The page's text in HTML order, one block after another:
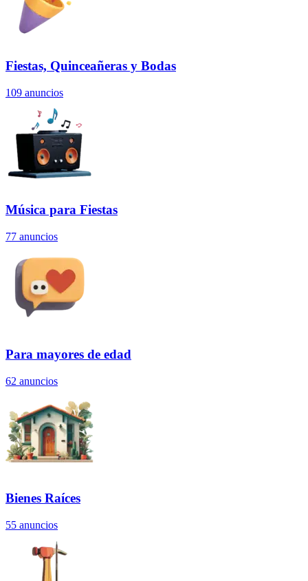
Fiestas, Quinceañeras y Bodas
109 anuncios
Música para Fiestas
77 anuncios
Para mayores de edad
62 anuncios
Bienes Raíces
55 anuncios